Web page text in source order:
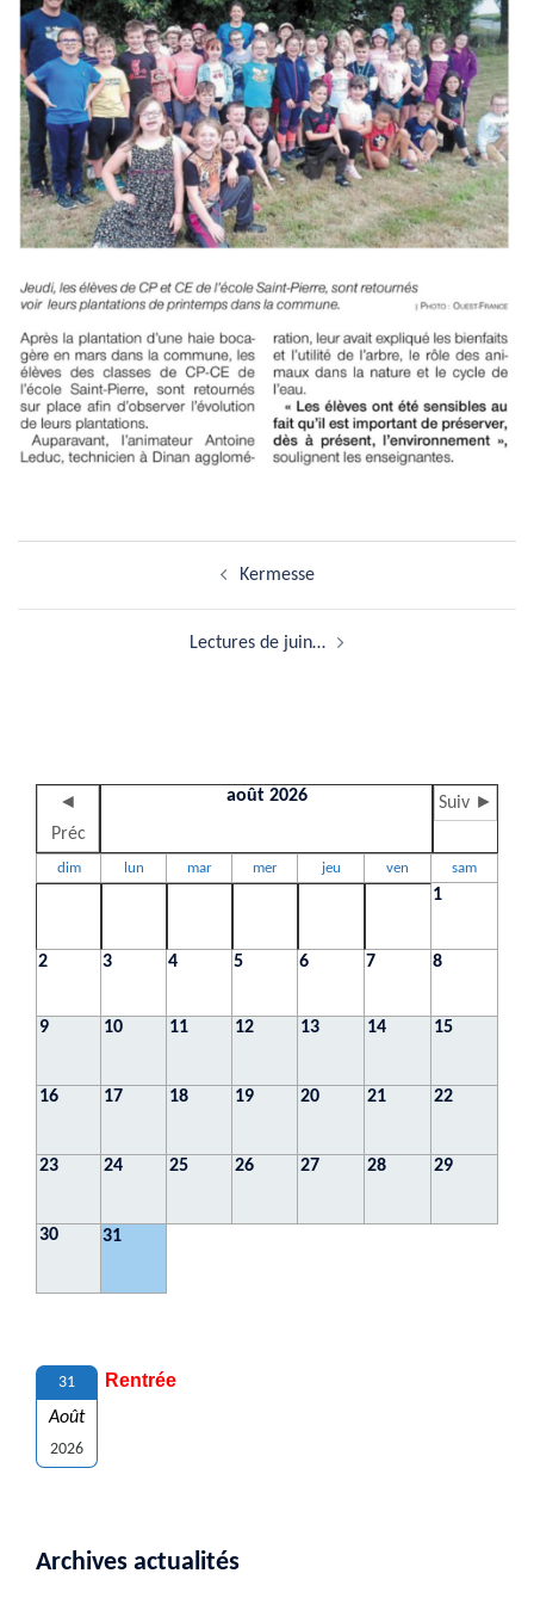
Kermesse
Lectures de juin…
◄
Préc
août 2026 Suiv ►
dim lun mar mer jeu ven sam
1
2 3 4 5 6 7 8
9 10 11 12 13 14 15
16 17 18 19 20 21 22
23 24 25 26 27 28 29
30 31
31
Août
2026
Rentrée
Archives actualités